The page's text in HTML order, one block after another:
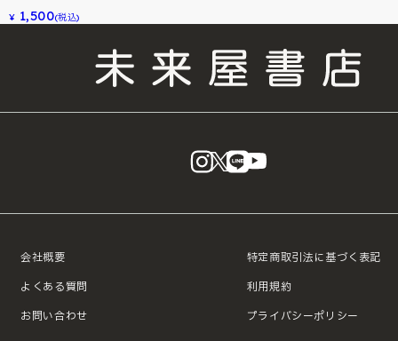
¥ 1,500(税込)
instagram
X LINE
会社概要
よくある質問
お問い合わせ
特定商取引法に基づく表記
利用規約
プライバシーポリシー